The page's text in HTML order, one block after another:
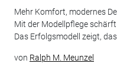
Mehr Komfort, modernes
Mit der Modellpflege
Das Erfolgsmodell zeigt,
von Ralph M. Meunzel